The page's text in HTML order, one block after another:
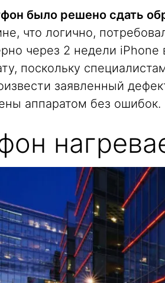
было решено сдать
что логично,
через 2 недели iPhone
поскольку
заявленный
аппаратом без ошибок.